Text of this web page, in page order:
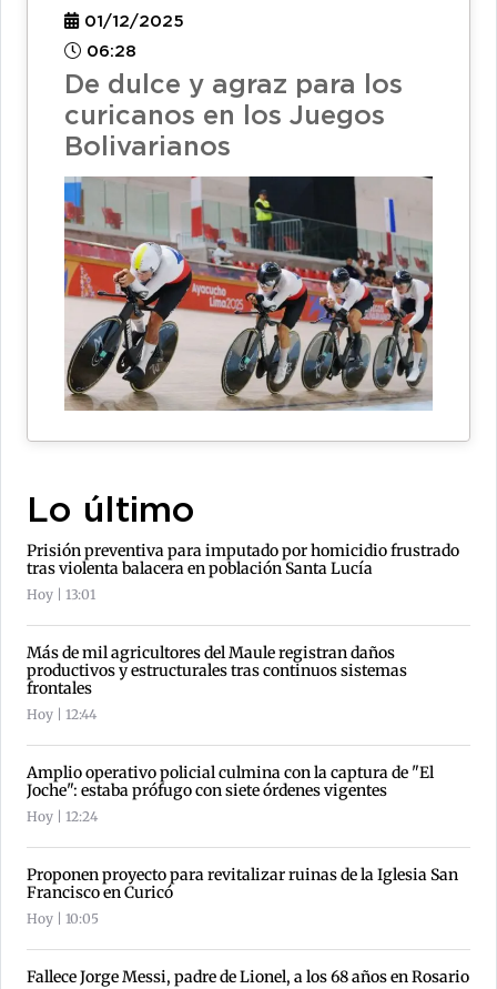
01/12/2025
06:28
De dulce y agraz para los
curicanos en los Juegos
Bolivarianos
Lo último
Prisión preventiva para imputado por homicidio frustrado
tras violenta balacera en población Santa Lucía
Hoy | 13:01
Más de mil agricultores del Maule registran daños
productivos y estructurales tras continuos sistemas
frontales
Hoy | 12:44
Amplio operativo policial culmina con la captura de "El
Joche": estaba prófugo con siete órdenes vigentes
Hoy | 12:24
Proponen proyecto para revitalizar ruinas de la Iglesia San
Francisco en Curicó
Hoy | 10:05
Fallece Jorge Messi, padre de Lionel, a los 68 años en Rosario